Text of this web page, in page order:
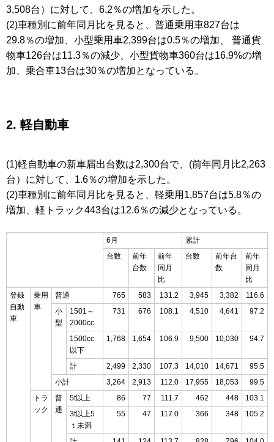
3,508台）に対して、6.2％の増加を示した。
(2)車種別に前年同月比を見ると、普通乗用車827台は
29.8％の増加、小型乗用車2,399台は0.5％の増加、 普通貨
物車126台は11.3％の減少、小型貨物車360台は16.9%の増
加、乗合車13台は30％の増加となっている。
2. 軽自動車
(1)軽自動車の新車届出台数は2,300台で、(前年同月比2,263
台）に対して、1.6％の増加を示した。
(2)車種別に前年同月比を見ると、軽乗用1,857台は5.8％の
増加、軽トラック443台は12.6％の減少となっている。
6月
累計
台数
前年
台数
前年
同月
比
台数
前年台
数
前年
同月
比
登録
自動
車
乗用
車
普通 765 583 131.2 3,945 3,382
116.6
小
型
1501～
2000cc
731 676 108.1 4,510 4,641 97.2
1500cc
以下
1,768 1,654 106.9 9,500 10,030 94.7
計 2,499 2,330 107.3 14,010 14,671
95.5
小計
3,264 2,913 112.0 17,955 18,053
99.5
トラ
ック
普
通
5t以上 86 77 111.7 462 448
103.1
3t以上5
ｔ未満
55 47 117.0 366 348 105.2